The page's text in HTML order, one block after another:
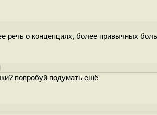
речь о концепциях, более привычных
попробуй подумать ещё